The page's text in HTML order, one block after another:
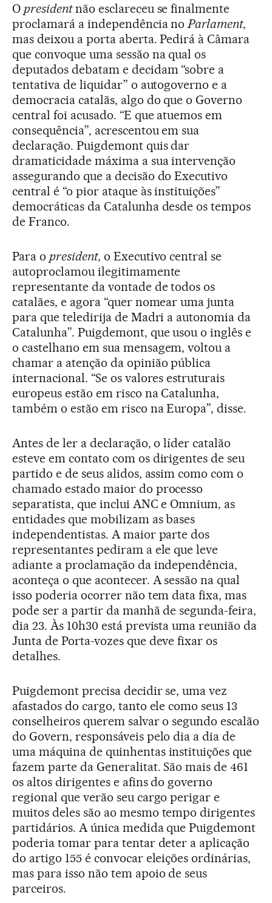
O presidentnão esclareceu se finalmente
proclamará a independência noParlament,
mas deixou a porta aberta. Pedirá à Câmara
que convoque uma sessão na qual os
deputados debatam e decidam “sobre a
tentativa de liquidar” o autogoverno e a
democracia catalãs, algo do que o Governo
central foi acusado. “E que atuemos em
consequência”, acrescentou em sua
declaração. Puigdemont quis dar
dramaticidade máxima a sua intervenção
assegurando que a decisão do Executivo
central é “o pior ataque às instituições”
democráticas da Catalunha desde os tempos
de Franco.
Para o president, o Executivo central se
autoproclamou ilegitimamente
representante da vontade de todos os
catalães, e agora “quer nomear uma junta
para que teledirija de Madri a autonomia da
Catalunha”. Puigdemont, que usou o inglês e
o castelhano em sua mensagem, voltou a
chamar a atenção da opinião pública
internacional. “Se os valores estruturais
europeus estão em risco na Catalunha,
também o estão em risco na Europa”, disse.
Antes de ler a declaração, o líder catalão
esteve em contato com os dirigentes de seu
partido e de seus alidos, assim como com o
chamado estado maior do processo
separatista, que inclui ANC e Omnium, as
entidades que mobilizam as bases
independentistas. A maior parte dos
representantes pediram a ele que leve
adiante a proclamação da independência,
aconteça o que acontecer. A sessão na qual
isso poderia ocorrer não tem data fixa, mas
pode ser a partir da manhã de segunda-feira,
dia 23. Às 10h30 está prevista uma reunião da
Junta de Porta-vozes que deve fixar os
detalhes.
Puigdemont precisa decidir se, uma vez
afastados do cargo, tanto ele como seus 13
conselheiros querem salvar o segundo escalão
do Govern, responsáveis pelo dia a dia de
uma máquina de quinhentas instituições que
fazem parte da Generalitat. São mais de 461
os altos dirigentes e afins do governo
regional que verão seu cargo perigar e
muitos deles são ao mesmo tempo dirigentes
partidários. A única medida que Puigdemont
poderia tomar para tentar deter a aplicação
do artigo 155 é convocar eleições ordinárias,
mas para isso não tem apoio de seus
parceiros.